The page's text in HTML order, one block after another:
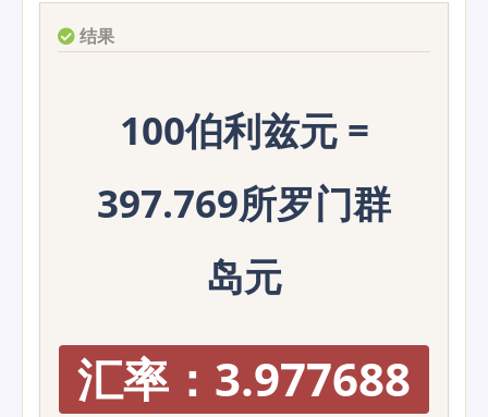
结果
100伯利兹元 =
397.769所罗门群
岛元
汇率：3.977688